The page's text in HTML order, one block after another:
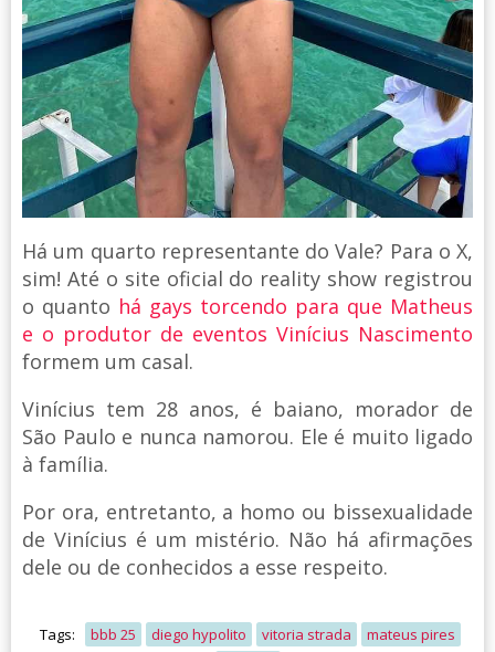
Há um quarto representante do Vale? Para o X,
sim! Até o site oficial do reality show registrou
o quanto há gays torcendo para que Matheus
e o produtor de eventos Vinícius Nascimento
formem um casal.
Vinícius tem 28 anos, é baiano, morador de
São Paulo e nunca namorou. Ele é muito ligado
à família.
Por ora, entretanto, a homo ou bissexualidade
de Vinícius é um mistério. Não há afirmações
dele ou de conhecidos a esse respeito.
Tags: bbb 25 diego hypolito vitoria strada
mateus pires